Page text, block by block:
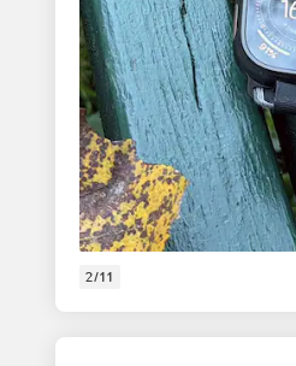
2/11